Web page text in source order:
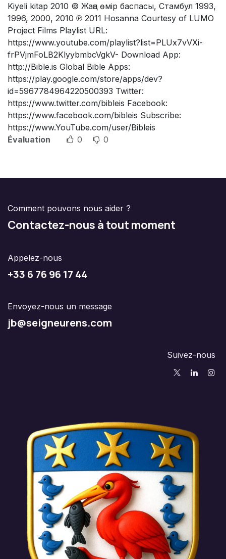
Kiyeli kitap 2010 © Жаңа өмір баспасы, Стамбул 1993,
1996, 2000, 2010 ℗ 2011 Hosanna Courtesy of LUMO
Project Films Playlist URL:
https://www.youtube.com/playlist?list=PLUx7vVXi-
frPVjmFoLB2KlyybmbcVgkV- Download App:
http://Bible.is Global Bible Apps:
https://play.google.com/store/apps/dev?
id=5967784964220500393 Twitter:
https://www.twitter.com/bibleis Facebook:
https://www.facebook.com/bibleis Subscribe:
https://www.YouTube.com/user/Bibleis
Évaluation
0 0
Comment pouvons nous aider ?
Contactez-nous à tout moment
Appelez-nous
+33 6 76 96 17 44
Envoyez-nous un message
jb@seigneurens.com
Suivez-nous